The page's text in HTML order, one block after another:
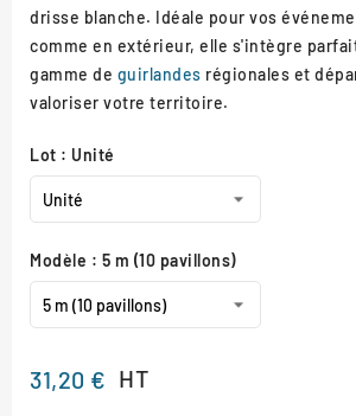
drisse blanche. Idéale pour vos
comme en extérieur, elle s'intègre
gamme de guirlandes régionales et
valoriser votre territoire.
Lot : Unité
Modèle : 5 m (10 pavillons)
31,20 € HT